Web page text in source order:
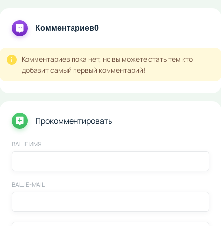
Комментариев0
Комментариев пока нет, но вы можете стать тем кто
добавит самый первый комментарий!
Прокомментировать
ВАШЕ ИМЯ
ВАШ E-MAIL